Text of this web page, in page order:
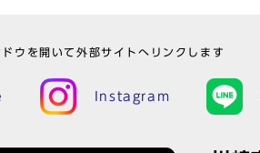
ウを開いて外部サイトへリンクします
Instagram